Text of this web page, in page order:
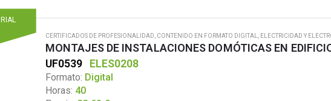
CERTIFICADOS DE PROFESIONALIDAD, CONTENIDO EN FORMATO DIGITAL, ELECTRICIDAD Y
MONTAJES DE INSTALACIONES DOMÓTICAS EN
UF0539
ELES0208
Formato: Digital
Horas: 40